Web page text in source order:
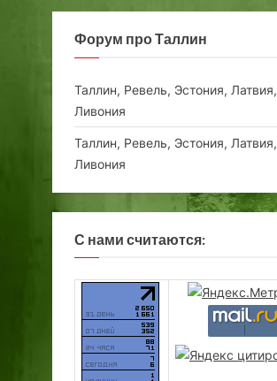
Форум про Таллин
Таллин, Ревель, Эстония, Латвия,
Ливония
Таллин, Ревель, Эстония, Латвия,
Ливония
С нами считаются: